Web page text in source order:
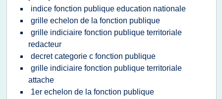
indice fonction publique education nationale
grille echelon de la fonction publique
grille indiciaire fonction publique territoriale
redacteur
decret categorie c fonction publique
grille indiciaire fonction publique territoriale
attache
1er echelon de la fonction publique